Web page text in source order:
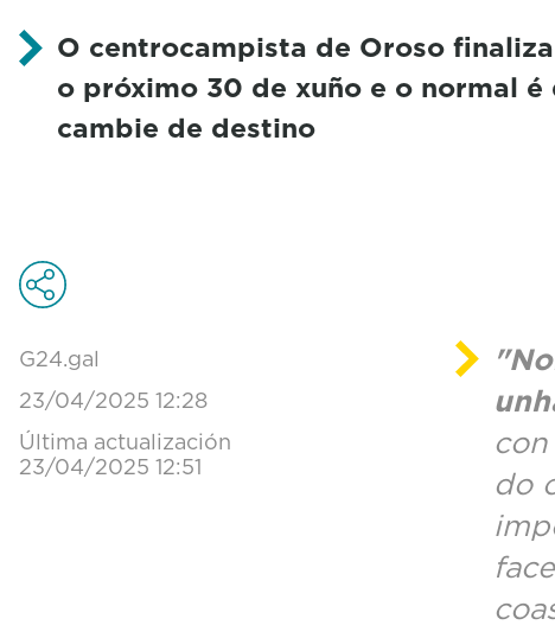
O centrocampista de Oroso
o próximo 30 de xuño e o normal é
cambie de destino
G24.gal
23/04/2025 12:28
Última actualización
23/04/2025 12:51
do